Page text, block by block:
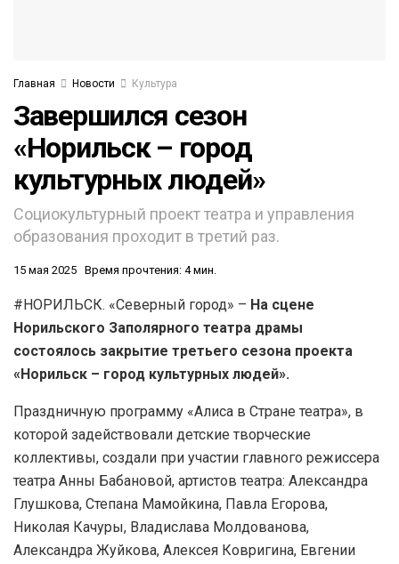
Главная Новости Культура
Завершился сезон
«Норильск – город
культурных людей»
Социокультурный проект театра и управления
образования проходит в третий раз.
15 мая 2025 Время прочтения: 4 мин.
#НОРИЛЬСК. «Северный город» – На сцене
Норильского Заполярного театра драмы
состоялось закрытие третьего сезона проекта
«Норильск – город культурных людей».
Праздничную программу «Алиса в Стране театра», в
которой задействовали детские творческие
коллективы, создали при участии главного режиссера
театра Анны Бабановой, артистов театра: Александра
Глушкова, Степана Мамойкина, Павла Егорова,
Николая Качуры, Владислава Молдованова,
Александра Жуйкова, Алексея Ковригина, Евгении